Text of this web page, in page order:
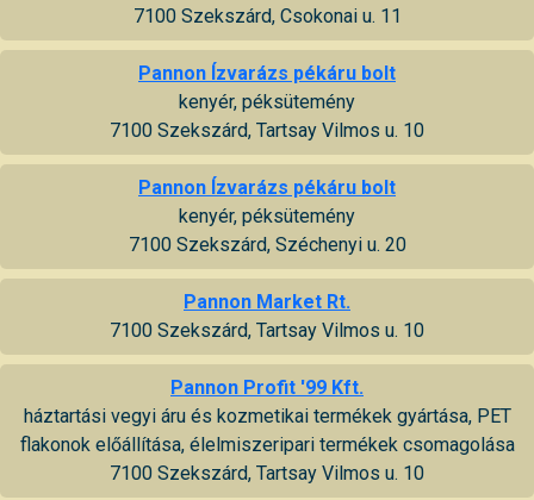
7100 Szekszárd, Csokonai u. 11
Pannon Ízvarázs pékáru bolt
kenyér, péksütemény
7100 Szekszárd, Tartsay Vilmos u. 10
Pannon Ízvarázs pékáru bolt
kenyér, péksütemény
7100 Szekszárd, Széchenyi u. 20
Pannon Market Rt.
7100 Szekszárd, Tartsay Vilmos u. 10
Pannon Profit '99 Kft.
háztartási vegyi áru és kozmetikai termékek gyártása, PET
flakonok előállítása, élelmiszeripari termékek csomagolása
7100 Szekszárd, Tartsay Vilmos u. 10